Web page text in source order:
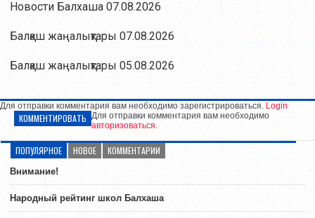
Новости Балхаша 07.08.2026
Балқаш жаңалықтары 07.08.2026
Балқаш жаңалықтары 05.08.2026
Для отправки комментария вам необходимо зарегистрироваться. Login
КОММЕНТИРОВАТЬ Для отправки комментария вам необходимо
авторизоваться.
ПОПУЛЯРНОЕ НОВОЕ КОММЕНТАРИИ
Внимание!
Народный рейтинг школ Балхаша